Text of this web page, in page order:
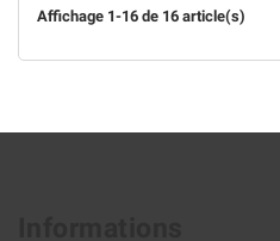
Affichage 1-16 de 16 article(s)